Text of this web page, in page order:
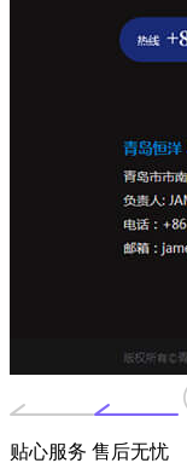
贴心服务 售后无忧